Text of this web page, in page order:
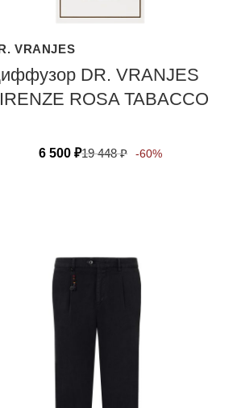
VRANJES
DR. VRANJES
ROSA TABACCO
6 500₽19 448₽ -60%